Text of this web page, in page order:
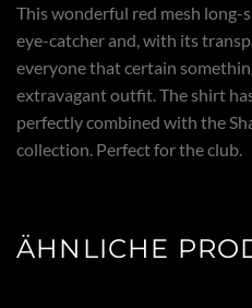
This wonderful red mesh long-
eye-catcher and, with its
everyone that certain
extravagant outfit. The shirt
perfectly combined with the
collection. Perfect for the club.
ÄHNLICHE